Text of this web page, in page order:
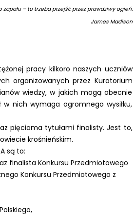
– tu trzeba przejść przez prawdziwy ogień.
James Madison
pracy kilkoro naszych uczniów
organizowanych przez Kuratorium
wiedzy, w jakich mogą obecnie
w nich wymaga ogromnego wysiłku,
pięcioma tytułami finalisty. Jest to,
krośnieńskim.
są to:
finalista Konkursu Przedmiotowego
Konkursu Przedmiotowego z